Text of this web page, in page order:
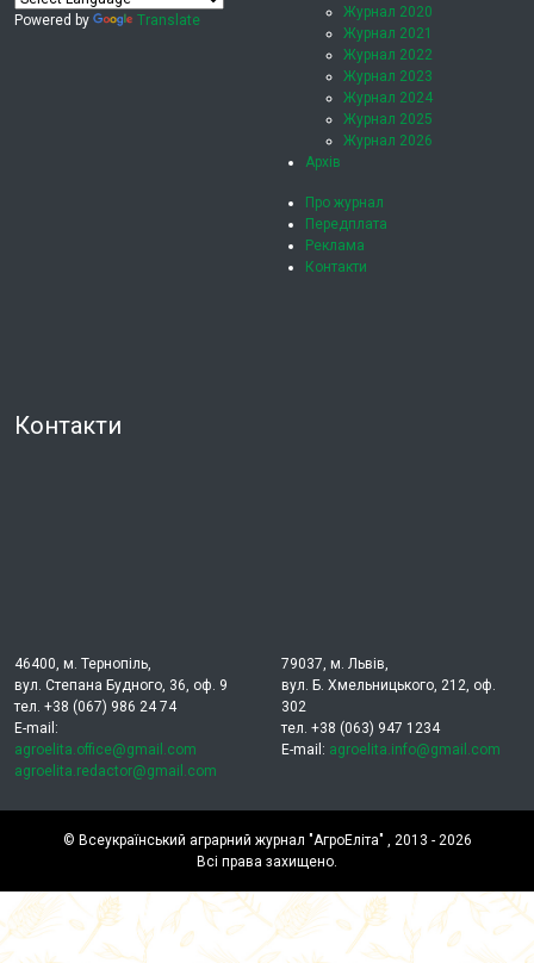
Powered by Translate
Журнал 2020
Журнал 2021
Журнал 2022
Журнал 2023
Журнал 2024
Журнал 2025
Журнал 2026
Архів
Про журнал
Передплата
Реклама
Контакти
Контакти
46400, м. Тернопіль,
вул. Степана Будного, 36, оф. 9
тел. +38 (067) 986 24 74
E-mail:
agroelita.office@gmail.com
agroelita.redactor@gmail.com
79037, м. Львів,
вул. Б. Хмельницького, 212, оф.
302
тел. +38 (063) 947 1234
E-mail: agroelita.info@gmail.com
© Всеукраїнський аграрний журнал "АгроЕліта" , 2013 - 2026
Всі права захищено.